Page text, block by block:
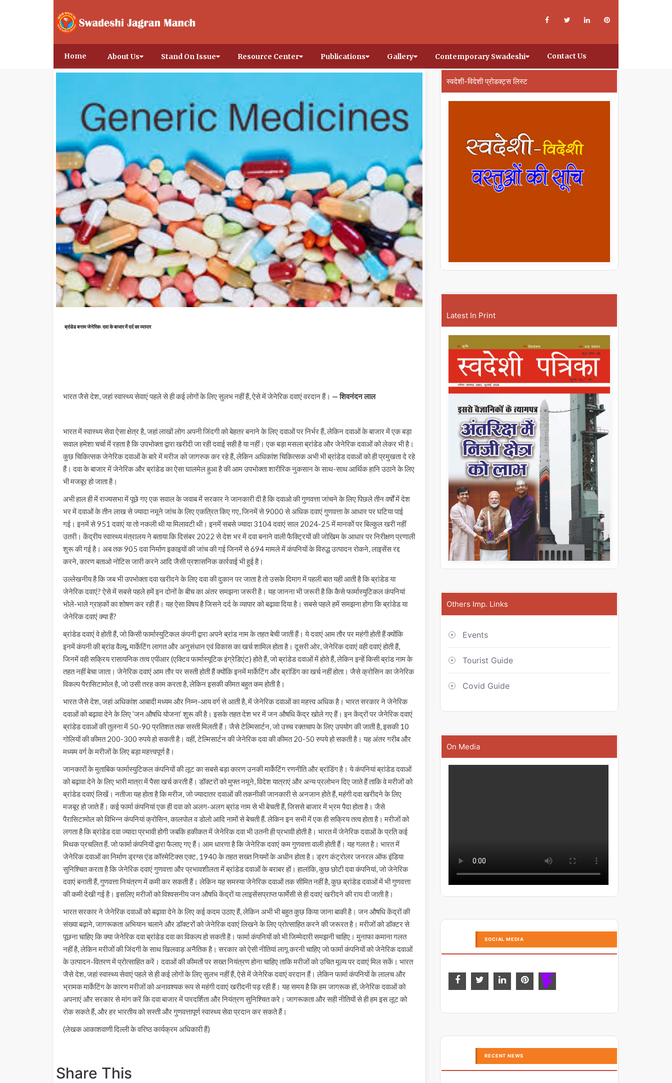
Home About Us Stand On Issue Resource Center Publications Gallery Contemporary Swadeshi Contact Us
ब्रांडेड बनाम जेनेरिकः दवा के बाजार में दर्द का व्यापार
भारत जैसे देश, जहां स्वास्थ्य सेवाएं पहले से ही कई लोगों के लिए सुलभ नहीं हैं, ऐसे में जेनेरिक दवाएं वरदान हैं। — शिवनंदन लाल
भारत में स्वास्थ्य सेवा ऐसा क्षेत्र है, जहां लाखों लोग अपनी जिंदगी को बेहतर बनाने के लिए दवाओं पर निर्भर हैं, लेकिन दवाओं के बाजार में एक बड़ा
सवाल हमेशा चर्चा में रहता है कि उपभोक्ता द्वारा खरीदी जा रही दवाई सही है या नहीं। एक बड़ा मसला ब्रांडेड और जेनेरिक दवाओं को लेकर भी है।
कुछ चिकित्सक जेनेरिक दवाओं के बारे में मरीज को जागरुक कर रहे हैं, लेकिन अधिकांश चिकित्सक अभी भी ब्रांडेड दवाओं को ही प्रमुखता दे रहे
हैं। दवा के बाजार में जेनेरिक और ब्रांडेड का ऐसा घालमेल हुआ है की आम उपभोक्ता शारीरिक नुकसान के साथ-साथ आर्थिक हानि उठाने के लिए
भी मजबूर हो जाता है।
अभी हाल ही में राज्यसभा में पूछे गए एक सवाल के जवाब में सरकार ने जानकारी दी है कि दवाओ की गुणवत्ता जांचने के लिए पिछले तीन वर्षों में देश
भर में दवाओं के तीन लाख से ज्यादा नमूने जांच के लिए एकत्रित किए गए, जिनमें से 9000 से अधिक दवाएं गुणवत्ता के आधार पर घटिया पाई
गई। इनमें से 951 दवाएं या तो नकली थी या मिलावटी थी। इनमें सबसे ज्यादा 3104 दवाएं साल 2024-25 में मानकों पर बिल्कुल खरी नहीं
उतरी। केंद्रीय स्वास्थ्य मंत्रालय ने बताया कि दिसंबर 2022 से देश भर में दवा बनाने वाली फैक्ट्रियों की जोखिम के आधार पर निरीक्षण प्रणाली
शुरू की गई है। अब तक 905 दवा निर्माण इकाइयों की जांच की गई जिनमें से 694 मामले में कंपनियों के विरुद्ध उत्पादन रोकने, लाइसेंस रद्द
करने, कारण बताओ नोटिस जारी करने आदि जैसी प्रशासनिक कार्रवाई भी हुई है।
उल्लेखनीय है कि जब भी उपभोक्ता दवा खरीदने के लिए दवा की दुकान पर जाता है तो उसके दिमाग में पहली बात यही आती है कि ब्रांडेड या
जेनेरिक दवाएं? ऐसे में सबसे पहले हमें इन दोनों के बीच का अंतर समझना जरूरी है। यह जानना भी जरूरी है कि कैसे फार्मास्युटिकल कंपनियां
भोले-भाले ग्राहकों का शोषण कर रही हैं। यह ऐसा विषय है जिसने दर्द के व्यापार को बढ़ावा दिया है। सबसे पहले हमें समझना होगा कि ब्रांडेड या
जेनेरिक दवाएं क्या हैं?
ब्रांडेड दवाएं वे होती हैं, जो किसी फार्मास्युटिकल कंपनी द्वारा अपने ब्रांड नाम के तहत बेची जाती हैं। ये दवाएं आम तौर पर महंगी होती हैं क्योंकि
इनमें कंपनी की ब्रांड वैल्यू, मार्केटिंग लागत और अनुसंधान एवं विकास का खर्च शामिल होता है। दूसरी ओर, जेनेरिक दवाएं वही दवाएं होती हैं,
जिनमें वही सक्रिय रासायनिक तत्व एपीआर (एक्टिव फार्मास्यूटिक इंग्रेडिएंट) होते हैं, जो ब्रांडेड दवाओं में होते हैं, लेकिन इन्हें किसी ब्रांड नाम के
तहत नहीं बेचा जाता। जेनेरिक दवाएं आम तौर पर सस्ती होती हैं क्योंकि इनमें मार्केटिंग और ब्रांडिंग का खर्च नहीं होता। जैसे क्रोसिन का जेनेरिक
विकल्प पैरासिटामोल है, जो उसी तरह काम करता है, लेकिन इसकी कीमत बहुत कम होती है।
भारत जैसे देश, जहां अधिकांश आबादी मध्यम और निम्न-आय वर्ग से आती है, में जेनेरिक दवाओं का महत्त्व अधिक है। भारत सरकार ने जेनेरिक
दवाओं को बढ़ावा देने के लिए ’जन औषधि योजना’ शुरू की है। इसके तहत देश भर में जन औषधि केंद्र खोले गए हैं। इन केंद्रों पर जेनेरिक दवाएं
ब्रांडेड दवाओं की तुलना में 50-90 प्रतिशत तक सस्ती मिलती हैं। जैसे टेल्मिसार्टन, जो उच्च रक्तचाप के लिए उपयोग की जाती है, इसकी 10
गोलियों की कीमत 200-300 रुपये हो सकती है। वहीं, टेल्मिसार्टन की जेनेरिक दवा की कीमत 20-50 रुपये हो सकती है। यह अंतर गरीब और
मध्यम वर्ग के मरीजों के लिए बड़ा महत्त्वपूर्ण है।
जानकारों के मुताबिक फार्मास्युटिकल कंपनियों की लूट का सबसे बड़ा कारण उनकी मार्केटिंग रणनीति और ब्रांडिंग है। ये कंपनियां ब्रांडेड दवाओं
को बढ़ावा देने के लिए भारी मात्रा में पैसा खर्च करती हैं। डॉक्टरों को मुफ्त नमूने, विदेश यात्राएं और अन्य प्रलोभन दिए जाते हैं ताकि वे मरीजों को
ब्रांडेड दवाएं लिखें। नतीजा यह होता है कि मरीज, जो ज्यादातर दवाओं की तकनीकी जानकारी से अनजान होते हैं, महंगी दवा खरीदने के लिए
मजबूर हो जाते हैं। कई फार्मा कंपनियां एक ही दवा को अलग-अलग ब्रांड नाम से भी बेचती हैं, जिससे बाजार में भ्रम पैदा होता है। जैसे
पैरासिटामोल को विभिन्न कंपनियां क्रोसिन, कालपोल व डोलो आदि नामों से बेचती हैं. लेकिन इन सभी में एक ही सक्रिय तत्व होता है। मरीजों को
लगता है कि ब्रांडेड दवा ज्यादा प्रभावी होगी जबकि हकीकत में जेनेरिक दवा भी उतनी ही प्रभावी होती है। भारत में जेनेरिक दवाओं के प्रति कई
मिथक प्रचलित हैं. जो फार्मा कंपनियों द्वारा फैलाए गए हैं। आम धारणा है कि जेनेरिक दवाएं कम गुणवत्ता वाली होती हैं। यह गलत है। भारत में
जेनेरिक दवाओं का निर्माण ड्रग्स एंड कॉस्मेटिक्स एक्ट, 1940 के तहत सख्त नियमों के अधीन होता है। ड्रग कंट्रोलर जनरल ऑफ इंडिया
सुनिश्चित करता है कि जेनेरिक दवाएं गुणवत्ता और प्रभावशीलता में ब्रांडेड दवाओं के बराबर हों। हालांकि, कुछ छोटी दवा कंपनियां, जो जेनेरिक
दवाएं बनाती हैं, गुणवत्ता नियंत्रण में कमी कर सकती हैं। लेकिन यह समस्या जेनेरिक दवाओं तक सीमित नहीं है, कुछ ब्रांडेड दवाओं में भी गुणवत्ता
की कमी देखी गई है। इसलिए मरीजों को विश्वसनीय जन औषधि केंद्रों या लाइसेंसप्राप्त फार्मेसी से ही दवाएं खरीदने की राय दी जाती है।
भारत सरकार ने जेनेरिक दवाओं को बढ़ावा देने के लिए कई कदम उठाए हैं, लेकिन अभी भी बहुत कुछ किया जाना बाकी है। जन औषधि केंद्रों की
संख्या बढ़ाने, जागरूकता अभियान चलाने और डॉक्टरों को जेनेरिक दवाएं लिखने के लिए प्रोत्साहित करने की जरूरत है। मरीजों को डॉक्टर से
पूछना चाहिए कि क्या जेनेरिक दवा ब्रांडेड दवा का विकल्प हो सकती है। फार्मा कंपनियों को भी जिम्मेदारी समझनी चाहिए। मुनाफा कमाना गलत
नहीं है, लेकिन मरीजों की जिंदगी के साथ खिलवाड़ अनैतिक है। सरकार को ऐसी नीतियां लागू करनी चाहिए जो फार्मा कंपनियों को जेनेरिक दवाओं
के उत्पादन-वितरण में प्रोत्साहित करें। दवाओं की कीमतों पर सख्त नियंत्रण होना चाहिए ताकि मरीजों को उचित मूल्य पर दवाएं मिल सकें। भारत
जैसे देश, जहां स्वास्थ्य सेवाएं पहले से ही कई लोगों के लिए सुलभ नहीं हैं, ऐसे में जेनेरिक दवाएं वरदान हैं। लेकिन फार्मा कंपनियों के लालच और
भ्रामक मार्केटिंग के कारण मरीजों को अनावश्यक रूप से महंगी दवाएं खरीदनी पड़ रही हैं। यह समय है कि हम जागरूक हों, जेनेरिक दवाओं को
अपनाएं और सरकार से मांग करें कि दवा बाजार में पारदर्शिता और नियंत्रण सुनिश्चित करे। जागरूकता और सही नीतियों से ही हम इस लूट को
रोक सकते हैं, और हर भारतीय को सस्ती और गुणवत्तापूर्ण स्वास्थ्य सेवा प्रदान कर सकते हैं।
(लेखक आकाशवाणी दिल्ली के वरिष्ठ कार्यक्रम अधिकारी हैं)
Share This
स्वदेशी-विदेशी प्रोडक्ट्स लिस्ट
Latest In Print
Others Imp. Links
Events
Tourist Guide
Covid Guide
On Media
SOCIAL MEDIA
RECENT NEWS